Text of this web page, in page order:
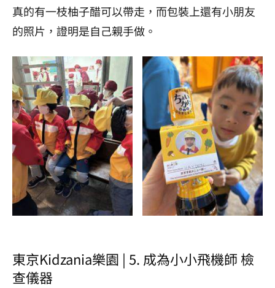
真的有一枝柚子醋可以帶走，而包裝上還有小朋友
的照片，證明是自己親手做。
東京Kidzania樂園 | 5. 成為小小飛機師 檢
查儀器